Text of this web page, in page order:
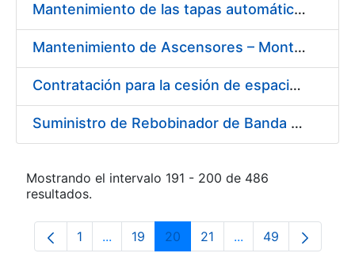
Mantenimiento de las tapas automáticas HYGOLET, instaladas en los inodoros de los aseos de la FNMT-RCM, así como el suministro de recambios originales de rollos de plástico
Mantenimiento de Ascensores – Montacargas Instalados en Fábrica de Papel de Burgos
Contratación para la cesión de espacios para la instalación de soportes publicitarios en solar de la FNMT-RCM situado en la confluencia de las calles Cruz del Sur, calle de los Astros y calle del Doctor Esquerdo. Referencia NJ01-2017
Suministro de Rebobinador de Banda de Papel
Mostrando el intervalo 191 - 200 de 486
resultados.
Página
1 ...Páginas intermedias Use TAB para
Página
19 Página
20 Página
21 ...PáginasPágina
49